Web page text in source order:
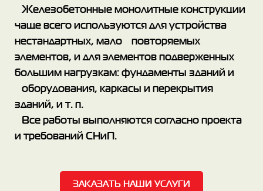
Железобетонные монолитные конструкции
чаще всего используются для устройства
нестандартных, мало повторяемых
элементов, и для элементов подверженных
большим нагрузкам: фундаменты зданий и
оборудования, каркасы и перекрытия
зданий, и т. п.
Все работы выполняются согласно проекта
и требований СНиП.
ЗАКАЗАТЬ НАШИ УСЛУГИ